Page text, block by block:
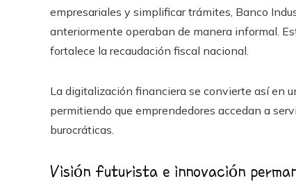
empresariales y simplificar trámites, Banco
anteriormente operaban de manera informal.
fortalece la recaudación fiscal nacional.
La digitalización financiera se convierte así en
permitiendo que emprendedores accedan a
burocráticas.
Visión futurista e innovación